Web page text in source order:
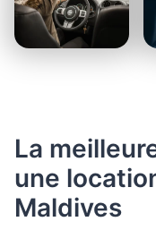
La
une
Maldives